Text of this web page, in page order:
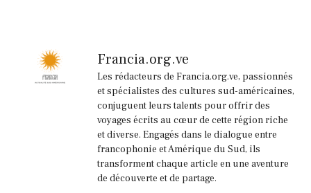
Francia.org.ve
Les rédacteurs de Francia.org.ve, passionnés
et spécialistes des cultures sud-américaines,
conjuguent leurs talents pour offrir des
voyages écrits au cœur de cette région riche
et diverse. Engagés dans le dialogue entre
francophonie et Amérique du Sud, ils
transforment chaque article en une aventure
de découverte et de partage.